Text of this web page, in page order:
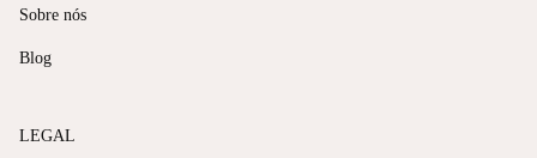
Sobre nós
Blog
LEGAL